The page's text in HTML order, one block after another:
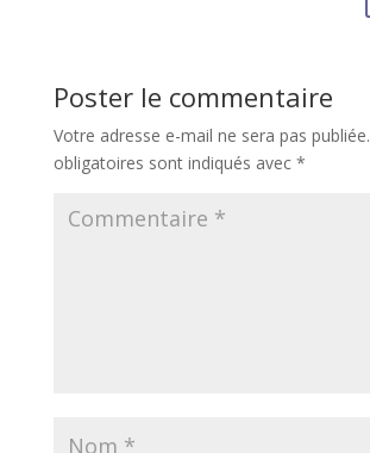
Poster le commentaire
Votre adresse e-mail ne sera pas publiée.
obligatoires sont indiqués avec *